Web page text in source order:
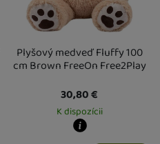
Plyšový medveď Fluffy 100
cm Brown FreeOn Free2Play
30,80€
K dispozícii